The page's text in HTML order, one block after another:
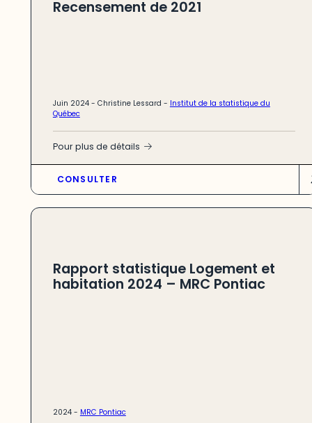
Recensement de 2021
Juin 2024 - Christine Lessard - Institut de la statistique du
Québec
Pour plus de détails
CONSULTER
Rapport statistique Logement et
habitation 2024 – MRC Pontiac
2024 - MRC Pontiac